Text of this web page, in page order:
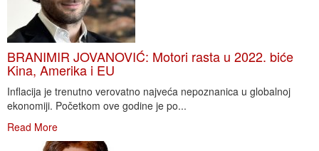
BRANIMIR JOVANOVIĆ: Motori rasta u 2022. biće
Kina, Amerika i EU
Inflacija je trenutno verovatno najveća nepoznanica u globalnoj
ekonomiji. Početkom ove godine je po...
Read More